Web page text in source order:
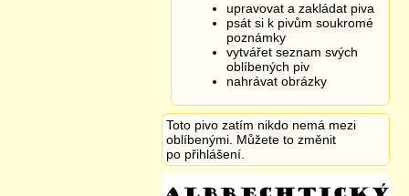
upravovat a zakládat piva
psát si k pivům soukromé
poznámky
vytvářet seznam svých
oblíbených piv
nahrávat obrázky
Toto pivo zatím nikdo nemá mezi
oblíbenými. Můžete to změnit
po přihlášení.